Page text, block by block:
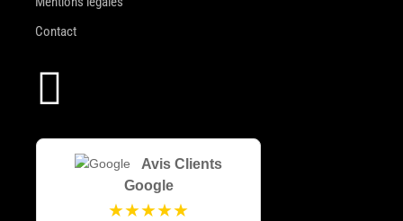
Contact

Avis Clients
Google
★★★★★